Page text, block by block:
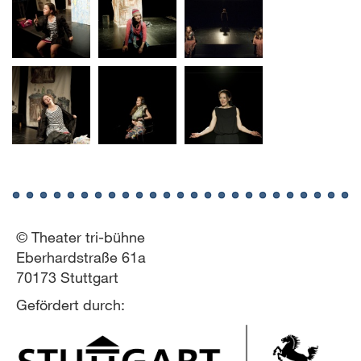
© Theater tri-bühne
Eberhardstraße 61a
70173 Stuttgart
Gefördert durch: